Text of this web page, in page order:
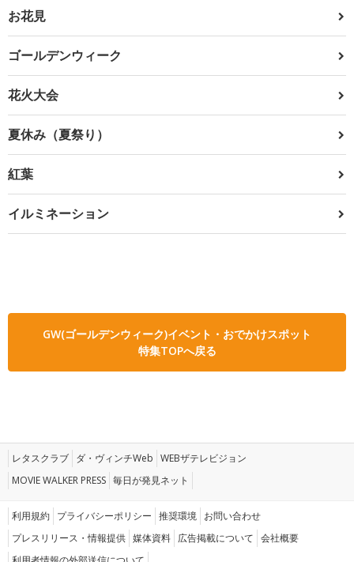
お花見
ゴールデンウィーク
花火大会
夏休み（夏祭り）
紅葉
イルミネーション
GW(ゴールデンウィーク)イベント・おでかけスポット
特集TOPへ戻る
レタスクラブ ダ・ヴィンチWeb WEBザテレビジョン
MOVIE WALKER PRESS 毎日が発見ネット
利用規約 プライバシーポリシー 推奨環境 お問い合わせ
プレスリリース・情報提供 媒体資料 広告掲載について 会社概要